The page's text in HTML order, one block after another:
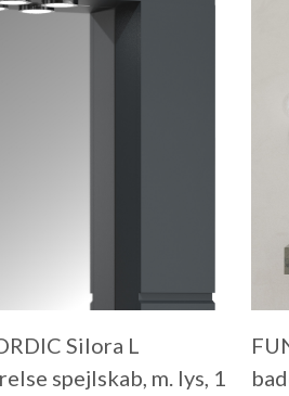
Silora L
spejlskab, m. lys, 1